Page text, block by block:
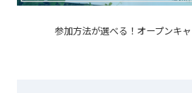
参加方法が選べる！オープンキ